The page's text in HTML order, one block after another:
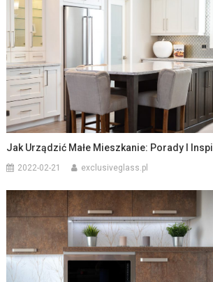
Jak Urządzić Małe Mieszkanie: Porady I
2022-02-21 exclusiveglass.pl